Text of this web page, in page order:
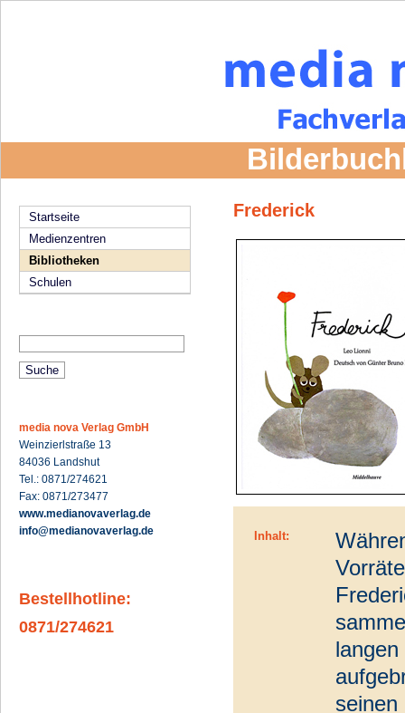
Startseite
Medienzentren
Bibliotheken
Schulen
media nova Verlag GmbH
Weinzierlstraße 13
84036 Landshut
Tel.: 0871/274621
Fax: 0871/273477
www.medianovaverlag.de
info@medianovaverlag.de
Bestellhotline:
0871/274621
Frederick
Inhalt: